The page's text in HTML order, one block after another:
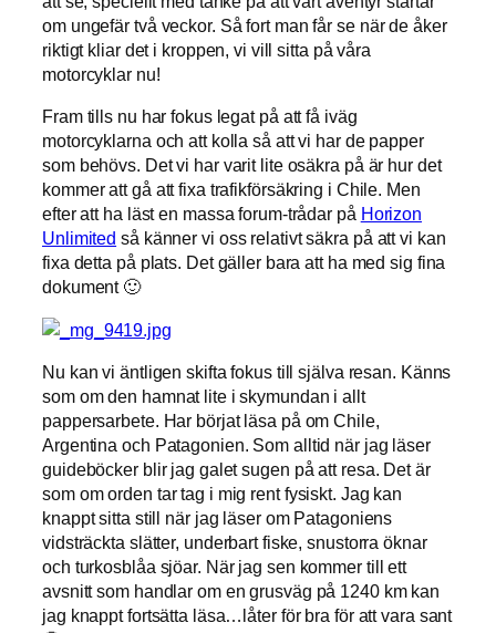
om ungefär två veckor. Så fort man får se när de åker
riktigt kliar det i kroppen, vi vill sitta på våra
motorcyklar nu!
Fram tills nu har fokus legat på att få iväg
motorcyklarna och att kolla så att vi har de papper
som behövs. Det vi har varit lite osäkra på är hur det
kommer att gå att fixa trafikförsäkring i Chile. Men
efter att ha läst en massa forum-trådar på Horizon
Unlimited så känner vi oss relativt säkra på att vi kan
fixa detta på plats. Det gäller bara att ha med sig fina
dokument 🙂
Nu kan vi äntligen skifta fokus till själva resan. Känns
som om den hamnat lite i skymundan i allt
pappersarbete. Har börjat läsa på om Chile,
Argentina och Patagonien. Som alltid när jag läser
guideböcker blir jag galet sugen på att resa. Det är
som om orden tar tag i mig rent fysiskt. Jag kan
knappt sitta still när jag läser om Patagoniens
vidsträckta slätter, underbart fiske, snustorra öknar
och turkosblåa sjöar. När jag sen kommer till ett
avsnitt som handlar om en grusväg på 1240 km kan
jag knappt fortsätta läsa…låter för bra för att vara sant